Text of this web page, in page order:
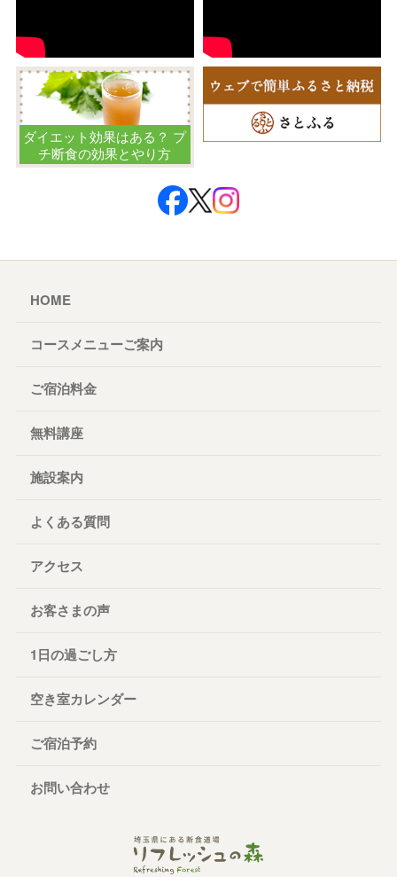
ダイエット効果はある？ プ
チ断食の効果とやり方
HOME
コースメニューご案内
ご宿泊料金
無料講座
施設案内
よくある質問
アクセス
お客さまの声
1日の過ごし方
空き室カレンダー
ご宿泊予約
お問い合わせ